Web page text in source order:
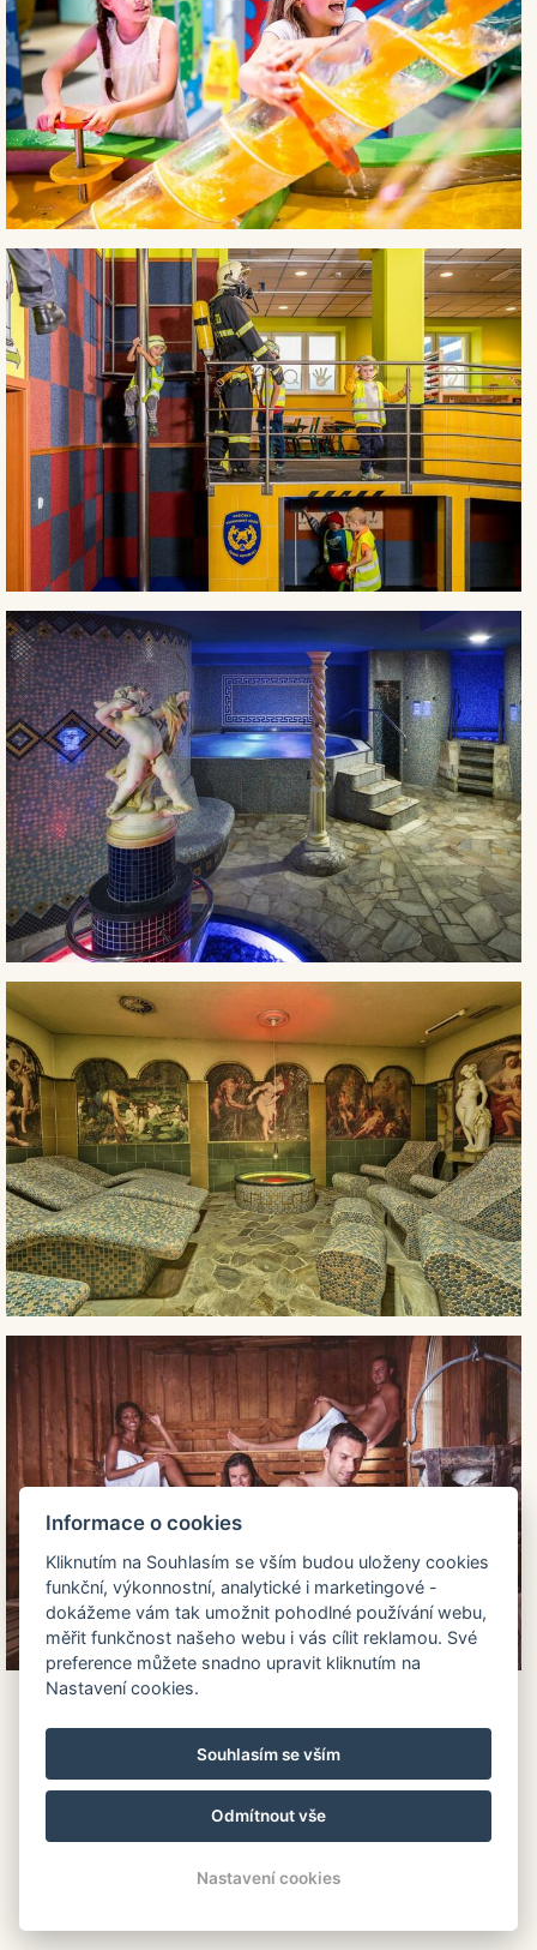
REZERVACE
08 srp 2026
09 srp 2026
Informace o cookies
Kliknutím na Souhlasím se vším budou uloženy cookies
funkční, výkonnostní, analytické i marketingové -
dokážeme vám tak umožnit pohodlné používání webu,
měřit funkčnost našeho webu i vás cílit reklamou. Své
preference můžete snadno upravit kliknutím na
Nastavení cookies.
Souhlasím se vším
Odmítnout vše
Nastavení cookies